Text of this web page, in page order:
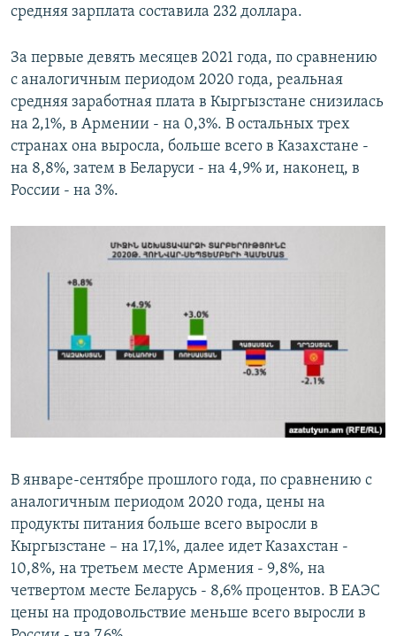
средняя зарплата составила 232 доллара.
За первые девять месяцев 2021 года, по сравнению
с аналогичным периодом 2020 года, реальная
средняя заработная плата в Кыргызстане снизилась
на 2,1%, в Армении - на 0,3%. В остальных трех
странах она выросла, больше всего в Казахстане -
на 8,8%, затем в Беларуси - на 4,9% и, наконец, в
России - на 3%.
В январе-сентябре прошлого года, по сравнению с
аналогичным периодом 2020 года, цены на
продукты питания больше всего выросли в
Кыргызстане – на 17,1%, далее идет Казахстан -
10,8%, на третьем месте Армения - 9,8%, на
четвертом месте Беларусь - 8,6% процентов. В ЕАЭС
цены на продовольствие меньше всего выросли в